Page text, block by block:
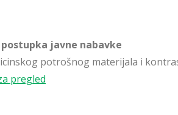
javne nabavke
potrošnog materijala i
pregled